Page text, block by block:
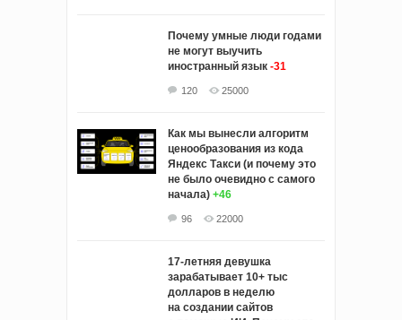
Почему умные люди годами
не могут выучить
иностранный язык -31
120 25000
Как мы вынесли алгоритм
ценообразования из кода
Яндекс Такси (и почему это
не было очевидно с самого
начала) +46
96 22000
17-летняя девушка
зарабатывает 10+ тыс
долларов в неделю
на создании сайтов